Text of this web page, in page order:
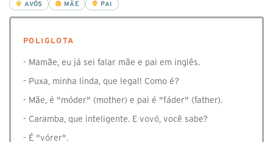
AVÓS MÃE PAI
POLIGLOTA
- Mamãe, eu já sei falar mãe e pai em inglês.
- Puxa, minha linda, que legal! Como é?
- Mãe, é "móder" (mother) e pai é "fáder" (father).
- Caramba, que inteligente. E vovó, você sabe?
- É "vórer".